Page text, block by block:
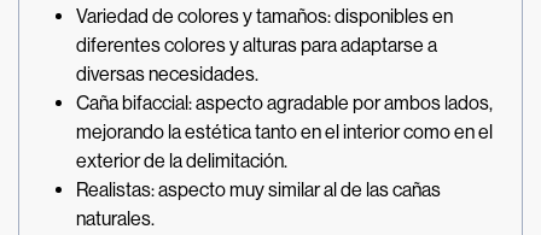
Variedad de colores y tamaños: disponibles en
diferentes colores y alturas para adaptarse a
diversas necesidades.
Caña bifaccial: aspecto agradable por ambos lados,
mejorando la estética tanto en el interior como en el
exterior de la delimitación.
Realistas: aspecto muy similar al de las cañas
naturales.